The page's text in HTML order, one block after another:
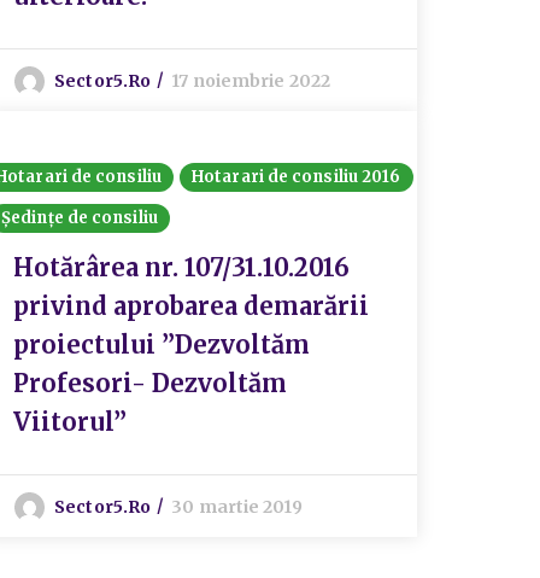
Sector5.ro 17 noiembrie 2022
de consiliu
Hotarari de consiliu 2016
Ședințe de consiliu
Hotărârea nr. 107/31.10.2016
privind aprobarea demarării
proiectului ”Dezvoltăm
Profesori- Dezvoltăm
Viitorul”
Sector5.ro 30 martie 2019